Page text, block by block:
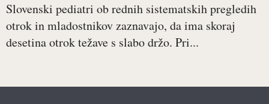
Slovenski pediatri ob rednih sistematskih pregledih
otrok in mladostnikov zaznavajo, da ima skoraj
desetina otrok težave s slabo držo. Pri...